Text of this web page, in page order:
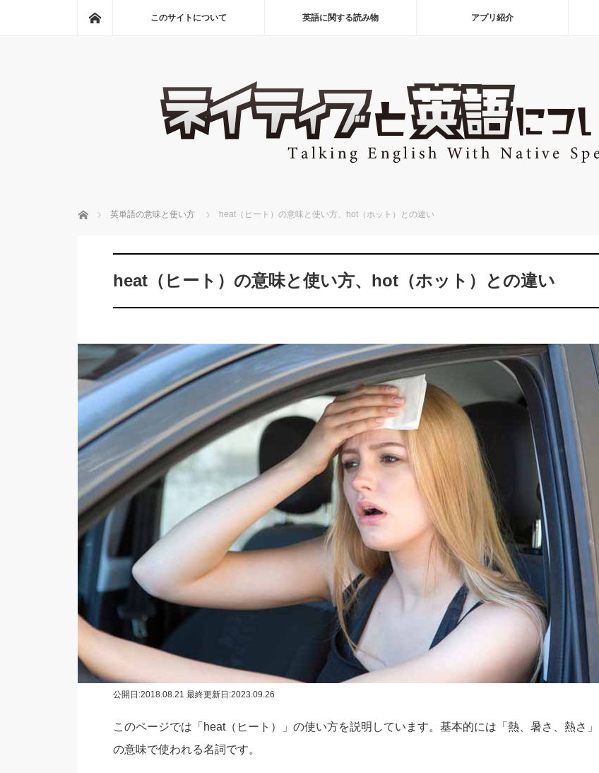
このサイトについて 英語に関する読み物 アプリ紹介
ホーム 英単語の意味と使い方 heat（ヒート）の意味と使い方、hot（ホット）との違い
heat（ヒート）の意味と使い方、hot（ホット）との違い
公開日:2018.08.21 最終更新日:2023.09.26
このページでは「heat（ヒート）」の使い方を説明しています。基本的には「熱、暑さ、熱さ」
の意味で使われる名詞です。